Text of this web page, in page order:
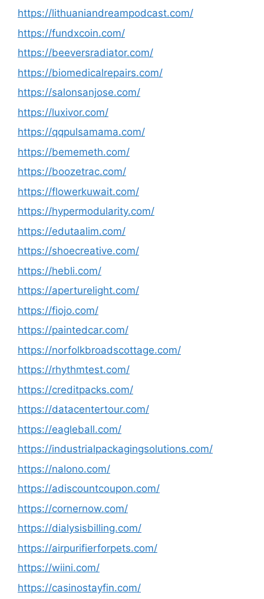
https://lithuaniandreampodcast.com/
https://fundxcoin.com/
https://beeversradiator.com/
https://biomedicalrepairs.com/
https://salonsanjose.com/
https://luxivor.com/
https://qqpulsamama.com/
https://bememeth.com/
https://boozetrac.com/
https://flowerkuwait.com/
https://hypermodularity.com/
https://edutaalim.com/
https://shoecreative.com/
https://hebli.com/
https://aperturelight.com/
https://fiojo.com/
https://paintedcar.com/
https://norfolkbroadscottage.com/
https://rhythmtest.com/
https://creditpacks.com/
https://datacentertour.com/
https://eagleball.com/
https://industrialpackagingsolutions.com/
https://nalono.com/
https://adiscountcoupon.com/
https://cornernow.com/
https://dialysisbilling.com/
https://airpurifierforpets.com/
https://wiini.com/
https://casinostayfin.com/